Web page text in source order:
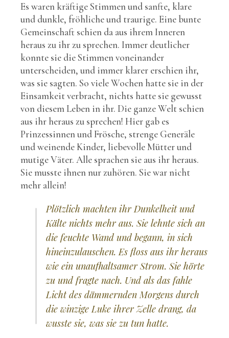
Es waren kräftige Stimmen und sanfte, klare
und dunkle, fröhliche und traurige. Eine bunte
Gemeinschaft schien da aus ihrem Inneren
heraus zu ihr zu sprechen. Immer deutlicher
konnte sie die Stimmen voneinander
unterscheiden, und immer klarer erschien ihr,
was sie sagten. So viele Wochen hatte sie in der
Einsamkeit verbracht, nichts hatte sie gewusst
von diesem Leben in ihr. Die ganze Welt schien
aus ihr heraus zu sprechen! Hier gab es
Prinzessinnen und Frösche, strenge Generäle
und weinende Kinder, liebevolle Mütter und
mutige Väter. Alle sprachen sie aus ihr heraus.
Sie musste ihnen nur zuhören. Sie war nicht
mehr allein!
Plötzlich machten ihr Dunkelheit und
Kälte nichts mehr aus. Sie lehnte sich an
die feuchte Wand und begann, in sich
hineinzulauschen. Es floss aus ihr heraus
wie ein unaufhaltsamer Strom. Sie hörte
zu und fragte nach. Und als das fahle
Licht des dämmernden Morgens durch
die winzige Luke ihrer Zelle drang, da
wusste sie, was sie zu tun hatte.